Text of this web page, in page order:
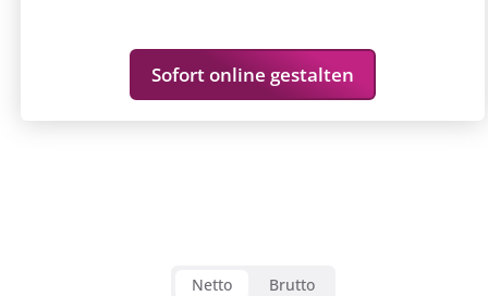
Sofort online gestalten
Netto Brutto